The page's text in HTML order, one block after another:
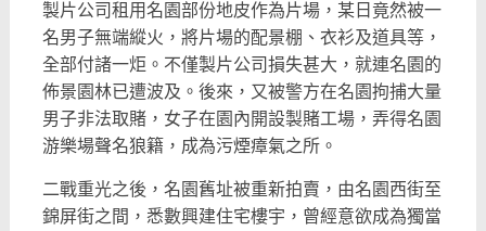
製片公司租用名園部份地皮作為片場， 某日竟然被一
名男子無端縱火，將片場的配景棚、衣衫及道具等，
全部付諸一炬。不僅製片公司損失甚大， 就連名園的
佈景園林已遭波及。後來， 又被警方在名園拘捕大量
男子非法取賭，女子在園內開設製賭工場， 弄得名園
游樂場聲名狼籍，成為污煙瘴氣之所。
二戰重光之後，名園舊址被重新拍賣，由名園西街至
錦屏街之間， 悉數興建住宅樓宇，曾經意欲成為獨當